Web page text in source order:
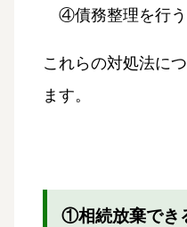
④債務整理を行う
これらの対処法に
ます。
①相続放棄でき